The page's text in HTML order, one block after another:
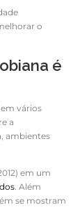
o
é
vários
a
ambientes
em um
. Além
se mostram